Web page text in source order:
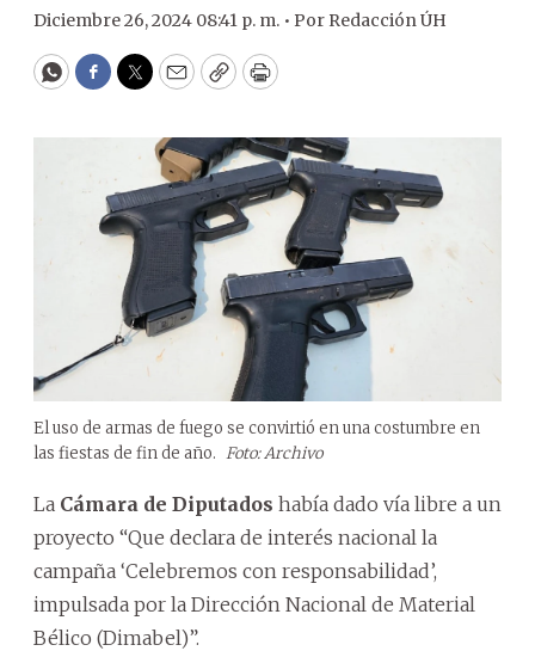
Diciembre 26, 2024 08:41 p. m. • Por Redacción ÚH
WhatsApp
Facebook
Twitter
EmailCopyPrint
El uso de armas de fuego se convirtió en una costumbre en
las fiestas de fin de año. Foto: Archivo
La Cámara de Diputados había dado vía libre a un
proyecto “Que declara de interés nacional la
campaña ‘Celebremos con responsabilidad’,
impulsada por la Dirección Nacional de Material
Bélico (Dimabel)”.